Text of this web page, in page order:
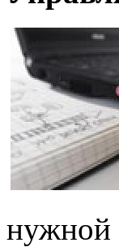
нужной